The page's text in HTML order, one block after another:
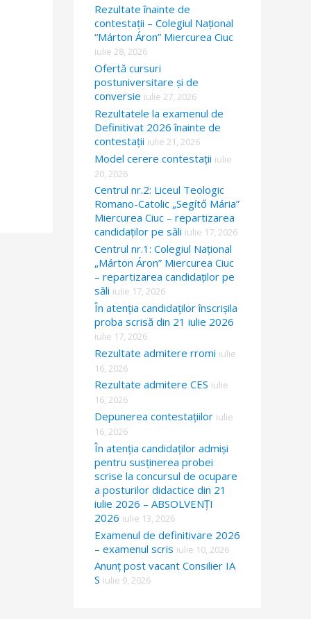
Rezultate înainte de
contestații – Colegiul Național
“Márton Áron” Miercurea Ciuc
iulie 28, 2026
Ofertă cursuri
postuniversitare și de
conversie iulie 27, 2026
Rezultatele la examenul de
Definitivat 2026 înainte de
contestații iulie 21, 2026
Model cerere contestații iulie
20, 2026
Centrul nr.2: Liceul Teologic
Romano-Catolic „Segítő Mária”
Miercurea Ciuc – repartizarea
candidaților pe săli iulie 17, 2026
Centrul nr.1: Colegiul Național
„Márton Áron” Miercurea Ciuc
– repartizarea candidaților pe
săli iulie 17, 2026
În atenția candidaților înscrișila
proba scrisă din 21 iulie 2026
iulie 17, 2026
Rezultate admitere rromi iulie
16, 2026
Rezultate admitere CES iulie
16, 2026
Depunerea contestațiilor iulie
16, 2026
În atenția candidaților admiși
pentru susținerea probei
scrise la concursul de ocupare
a posturilor didactice din 21
iulie 2026 – ABSOLVENȚI
2026 iulie 13, 2026
Examenul de definitivare 2026
– examenul scris iulie 10, 2026
Anunț post vacant Consilier IA
S iulie 9, 2026